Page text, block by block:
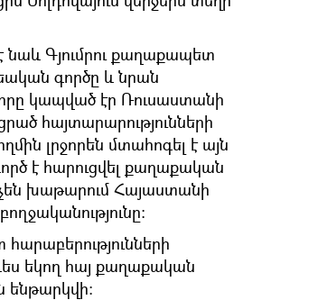
Գյումրու քաղաքապետ
գործը և նրան
կապված էր Ռուսաստանի
հայտարարությունների
լրջորեն մտահոգել է այն
է հարուցվել քաղաքական
խաթարում Հայաստանի
եկող հայ քաղաքական
ենթարկվի։